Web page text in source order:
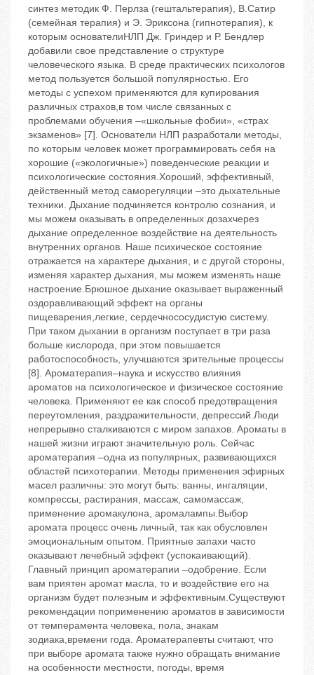
синтез методик Ф. Перлза (гештальтерапия), В.Сатир
(семейная терапия) и Э. Эриксона (гипнотерапия), к
которым основателиНЛП Дж. Гриндер и Р. Бендлер
добавили свое представление о структуре
человеческого языка. В среде практических психологов
метод пользуется большой популярностью. Его
методы с успехом применяются для купирования
различных страхов,в том числе связанных с
проблемами обучения –«школьные фобии», «страх
экзаменов» [7]. Основатели НЛП разработали методы,
по которым человек может программировать себя на
хорошие («экологичные») поведенческие реакции и
психологические состояния.Хороший, эффективный,
действенный метод саморегуляции –это дыхательные
техники. Дыхание подчиняется контролю сознания, и
мы можем оказывать в определенных дозахчерез
дыхание определенное воздействие на деятельность
внутренних органов. Наше психическое состояние
отражается на характере дыхания, и с другой стороны,
изменяя характер дыхания, мы можем изменять наше
настроение.Брюшное дыхание оказывает выраженный
оздоравливающий эффект на органы
пищеварения,легкие, сердечнососудистую систему.
При таком дыхании в организм поступает в три раза
больше кислорода, при этом повышается
работоспособность, улучшаются зрительные процессы
[8]. Ароматерапия–наука и искусство влияния
ароматов на психологическое и физическое состояние
человека. Применяют ее как способ предотвращения
переутомления, раздражительности, депрессий.Люди
непрерывно сталкиваются с миром запахов. Ароматы в
нашей жизни играют значительную роль. Сейчас
ароматерапия –одна из популярных, развивающихся
областей психотерапии. Методы применения эфирных
масел различны: это могут быть: ванны, ингаляции,
компрессы, растирания, массаж, самомассаж,
применение аромакулона, аромалампы.Выбор
аромата процесс очень личный, так как обусловлен
эмоциональным опытом. Приятные запахи часто
оказывают лечебный эффект (успокаивающий).
Главный принцип ароматерапии –одобрение. Если
вам приятен аромат масла, то и воздействие его на
организм будет полезным и эффективным.Существуют
рекомендации поприменению ароматов в зависимости
от темперамента человека, пола, знакам
зодиака,времени года. Ароматерапевты считают, что
при выборе аромата также нужно обращать внимание
на особенности местности, погоды, время